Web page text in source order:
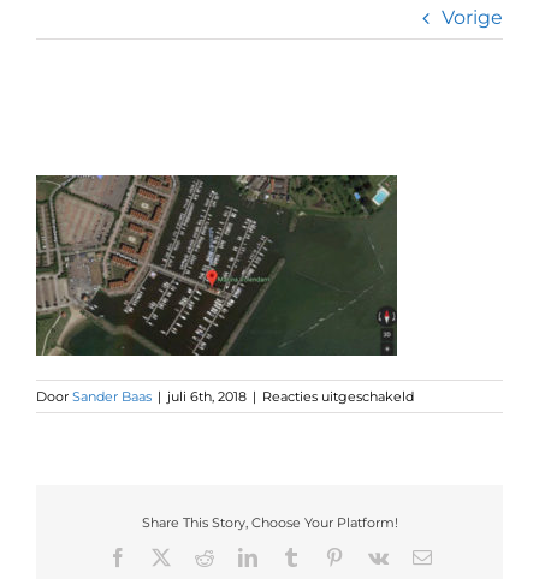
Vorige
Door Sander Baas | juli 6th, 2018 | Reacties uitgeschakeld
Share This Story, Choose Your Platform!